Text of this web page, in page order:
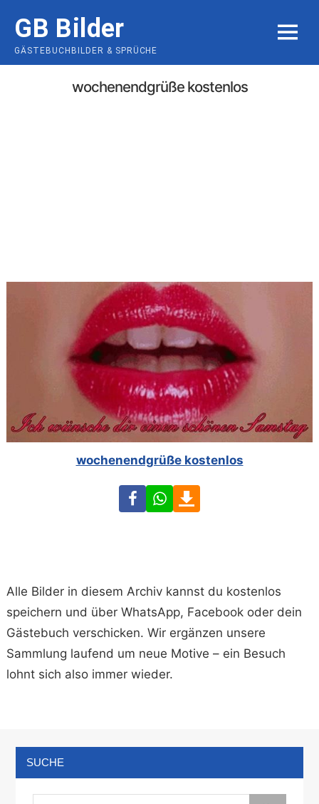
content
GB Bilder
GÄSTEBUCHBILDER & SPRÜCHE
MENU
wochenendgrüße kostenlos
wochenendgrüße kostenlos
FacebookWhatsApp
Alle Bilder in diesem Archiv kannst du kostenlos
speichern und über WhatsApp, Facebook oder dein
Gästebuch verschicken. Wir ergänzen unsere
Sammlung laufend um neue Motive – ein Besuch
lohnt sich also immer wieder.
SUCHE